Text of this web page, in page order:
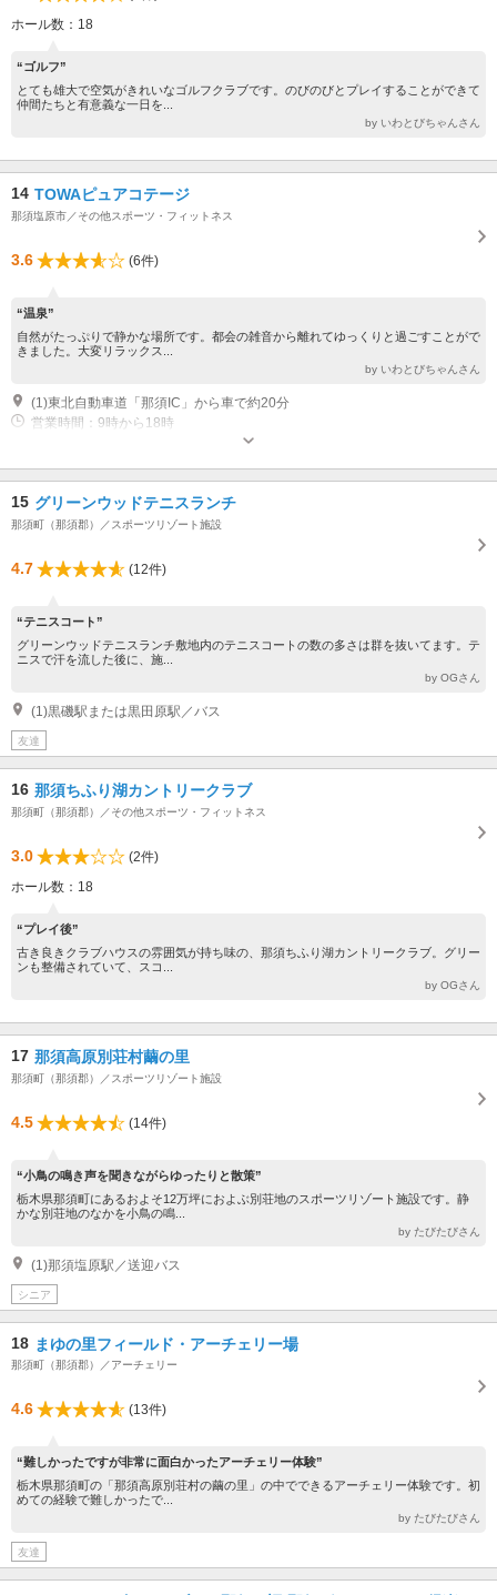
ホール数：18
“ゴルフ”
とても雄大で空気がきれいなゴルフクラブです。のびのびとプレイすることができて
仲間たちと有意義な一日を...
by いわとびちゃんさん
14 TOWAピュアコテージ
那須塩原市／その他スポーツ・フィットネス
3.6 (6件)
“温泉”
自然がたっぷりで静かな場所です。都会の雑音から離れてゆっくりと過ごすことがで
きました。大変リラックス...
by いわとびちゃんさん
(1)東北自動車道「那須IC」から車で約20分
営業時間：9時から18時
15 グリーンウッドテニスランチ
那須町（那須郡）／スポーツリゾート施設
4.7 (12件)
“テニスコート”
グリーンウッドテニスランチ敷地内のテニスコートの数の多さは群を抜いてます。テ
ニスで汗を流した後に、施...
by OGさん
(1)黒磯駅または黒田原駅／バス
友達
16 那須ちふり湖カントリークラブ
那須町（那須郡）／その他スポーツ・フィットネス
3.0
(2件)
ホール数：18
“プレイ後”
古き良きクラブハウスの雰囲気が持ち味の、那須ちふり湖カントリークラブ。グリー
ンも整備されていて、スコ...
by OGさん
17 那須高原別荘村繭の里
那須町（那須郡）／スポーツリゾート施設
4.5 (14件)
“小鳥の鳴き声を聞きながらゆったりと散策”
栃木県那須町にあるおよそ12万坪におよぶ別荘地のスポーツリゾート施設です。静
かな別荘地のなかを小鳥の鳴...
by たびたびさん
(1)那須塩原駅／送迎バス
シニア
18 まゆの里フィールド・アーチェリー場
那須町（那須郡）／アーチェリー
4.6 (13件)
“難しかったですが非常に面白かったアーチェリー体験”
栃木県那須町の「那須高原別荘村の繭の里」の中でできるアーチェリー体験です。初
めての経験で難しかったで...
by たびたびさん
友達